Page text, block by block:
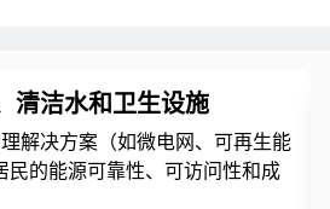
清洁水和卫生设施
解决方案（如微电网、可再生能
民的能源可靠性、可访问性和成